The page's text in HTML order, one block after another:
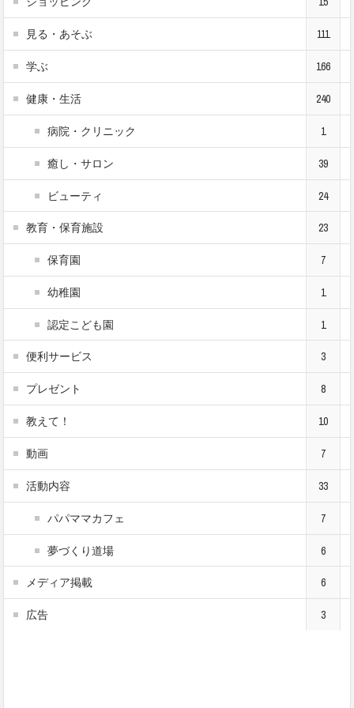
見る・あそぶ 111
学ぶ 166
健康・生活 240
病院・クリニック 1
癒し・サロン 39
ビューティ 24
教育・保育施設 23
保育園 7
幼稚園 1
認定こども園 1
便利サービス 3
プレゼント 8
教えて！ 10
動画 7
活動内容 33
パパママカフェ 7
夢づくり道場 6
メディア掲載 6
広告 3